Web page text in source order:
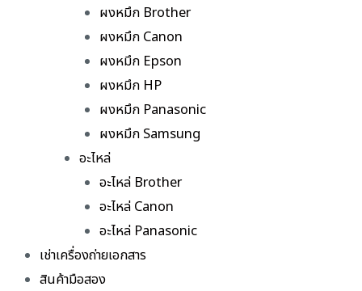
ผงหมึก Brother
ผงหมึก Canon
ผงหมึก Epson
ผงหมึก HP
ผงหมึก Panasonic
ผงหมึก Samsung
อะไหล่
อะไหล่ Brother
อะไหล่ Canon
อะไหล่ Panasonic
เช่าเครื่องถ่ายเอกสาร
สินค้ามือสอง